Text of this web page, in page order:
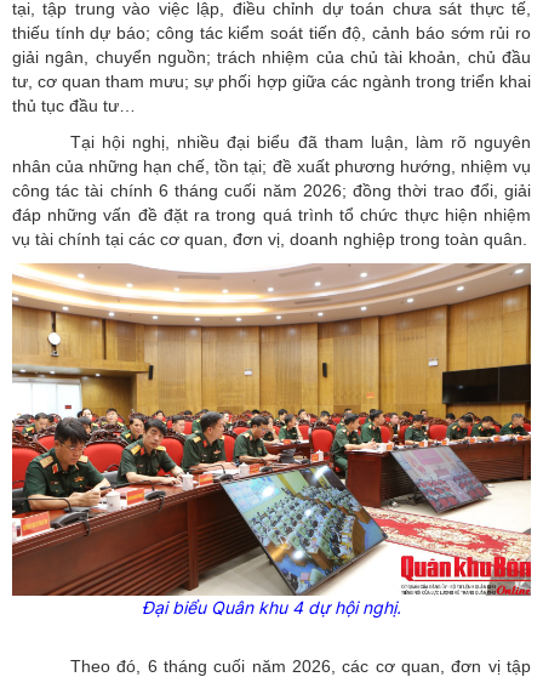
tại, tập trung vào việc lập, điều chỉnh dự toán chưa sát thực tế,
thiếu tính dự báo; công tác kiểm soát tiến độ, cảnh báo sớm rủi ro
giải ngân, chuyển nguồn; trách nhiệm của chủ tài khoản, chủ đầu
tư, cơ quan tham mưu; sự phối hợp giữa các ngành trong triển khai
thủ tục đầu tư…
Tại hội nghị, nhiều đại biểu đã tham luận, làm rõ nguyên
nhân của những hạn chế, tồn tại; đề xuất phương hướng, nhiệm vụ
công tác tài chính 6 tháng cuối năm 2026; đồng thời trao đổi, giải
đáp những vấn đề đặt ra trong quá trình tổ chức thực hiện nhiệm
vụ tài chính tại các cơ quan, đơn vị, doanh nghiệp trong toàn quân.
Đại biểu Quân khu 4 dự hội nghị.
Theo đó, 6 tháng cuối năm 2026, các cơ quan, đơn vị tập